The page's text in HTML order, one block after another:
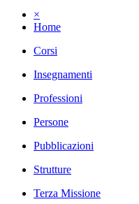
×
Home
Corsi
Insegnamenti
Professioni
Persone
Pubblicazioni
Strutture
Terza Missione